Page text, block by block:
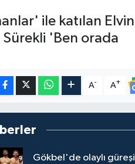
ile katılan Elvin
'Ben orada
A- A+
Gökbel'de olaylı güreşi